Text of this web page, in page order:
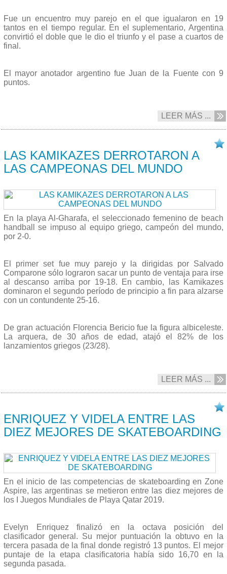
Fue un encuentro muy parejo en el que igualaron en 19
tantos en el tiempo regular. En el suplementario, Argentina
convirtió el doble que le dio el triunfo y el pase a cuartos de
final.
El mayor anotador argentino fue Juan de la Fuente con 9
puntos.
LEER MÁS ...
LAS KAMIKAZES DERROTARON A
LAS CAMPEONAS DEL MUNDO
En la playa Al-Gharafa, el seleccionado femenino de beach
handball se impuso al equipo griego, campeón del mundo,
por 2-0.
El primer set fue muy parejo y la dirigidas por Salvado
Comparone sólo lograron sacar un punto de ventaja para irse
al descanso arriba por 19-18. En cambio, las Kamikazes
dominaron el segundo período de principio a fin para alzarse
con un contundente 25-16.
De gran actuación Florencia Bericio fue la figura albiceleste.
La arquera, de 30 años de edad, atajó el 82% de los
lanzamientos griegos (23/28).
LEER MÁS ...
ENRIQUEZ Y VIDELA ENTRE LAS
DIEZ MEJORES DE SKATEBOARDING
En el inicio de las competencias de skateboarding en Zone
Aspire, las argentinas se metieron entre las diez mejores de
los I Juegos Mundiales de Playa Qatar 2019.
Evelyn Enriquez finalizó en la octava posición del
clasificador general. Su mejor puntuación la obtuvo en la
tercera pasada de la final donde registró 13 puntos. El mejor
puntaje de la etapa clasificatoria había sido 16,70 en la
segunda pasada.